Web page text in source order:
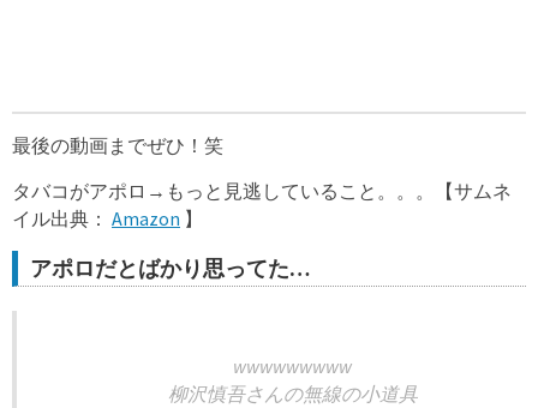
最後の動画までぜひ！笑
タバコがアポロ→もっと見逃していること。。。【サムネ
イル出典： Amazon 】
アポロだとばかり思ってた…
wwwwwwwww
柳沢慎吾さんの無線の小道具